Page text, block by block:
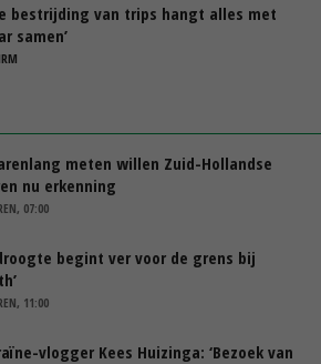
bestrijding van trips hangt alles met
samen’
meten willen Zuid-Hollandse
nu erkenning
07:00
begint ver voor de grens bij
11:00
vlogger Kees Huizinga: ‘Bezoek van